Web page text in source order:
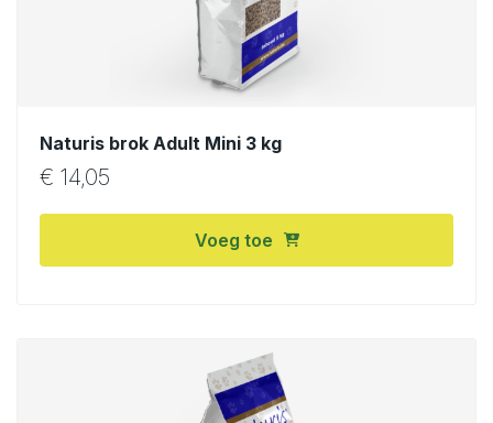
Naturis brok Adult Mini 3 kg
€ 14,05
Voeg toe